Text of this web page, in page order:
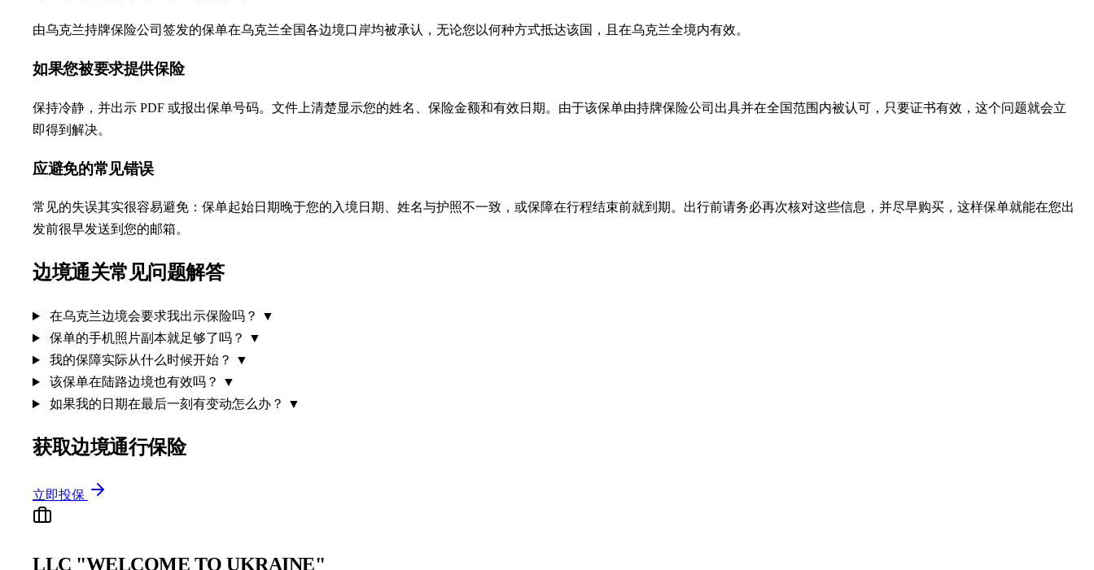
由乌克兰持牌保险公司签发的保单在乌克兰全国各边境口岸均被承认，无论您以何种方式抵达该国，且在乌克兰全境内有效。
如果您被要求提供保险
保持冷静，并出示 PDF 或报出保单号码。文件上清楚显示您的姓名、保险金额和有效日期。由于该保单由持牌保险公司出具并在全国范围内被认可，只要证书有效，这个问题就会立
即得到解决。
应避免的常见错误
常见的失误其实很容易避免：保单起始日期晚于您的入境日期、姓名与护照不一致，或保障在行程结束前就到期。出行前请务必再次核对这些信息，并尽早购买，这样保单就能在您出
发前很早发送到您的邮箱。
边境通关常见问题解答
在乌克兰边境会要求我出示保险吗？
▼
保单的手机照片副本就足够了吗？
▼
我的保障实际从什么时候开始？
▼
该保单在陆路边境也有效吗？
▼
如果我的日期在最后一刻有变动怎么办？
▼
获取边境通行保险
立即投保
LLC "WELCOME TO UKRAINE"